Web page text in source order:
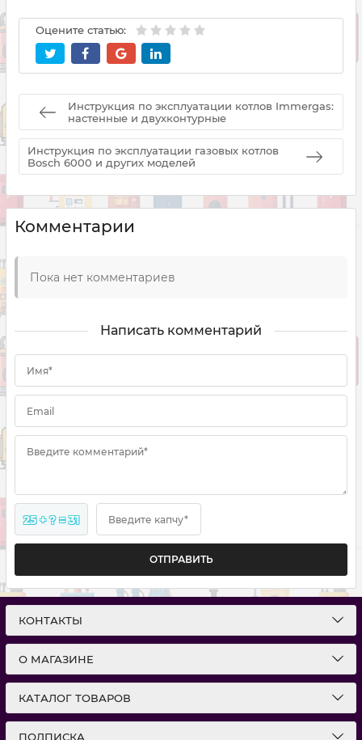
Оцените статью:
Инструкция по эксплуатации котлов Immergas:
настенные и двухконтурные
Инструкция по эксплуатации газовых котлов
Bosch 6000 и других моделей
Комментарии
Пока нет комментариев
Написать комментарий
Имя*
Email
Введите комментарий*
25 + ? = 31 Введите капчу*
ОТПРАВИТЬ
КОНТАКТЫ
О МАГАЗИНЕ
КАТАЛОГ ТОВАРОВ
ПОДПИСКА